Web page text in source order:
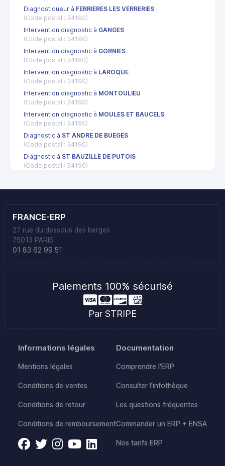
Diagnostiqueur à FERRIERES LES VERRERIES
(Code postal : 34190)
Intervention diagnostic à GANGES
(Code postal : 34190)
Intervention diagnostic à GORNIES
(Code postal : 34190)
Intervention diagnostic à LAROQUE
(Code postal : 34190)
Intervention diagnostic à MONTOULIEU
(Code postal : 34190)
Intervention diagnostic à MOULES ET BAUCELS
(Code postal : 34190)
Diagnostic à ST ANDRE DE BUEGES
(Code postal : 34190)
Diagnostic à ST BAUZILLE DE PUTOIS
(Code postal : 34190)
FRANCE-ERP
27 rue du dessous des berges
75013 PARIS
01 83 62 99 51
Paiements 100% sécurisé
Par STRIPE
Informations légales
Mentions légales
Conditions de ventes
Conditions de retour
Conditions de remboursement
Documentation
Comprendre l'ERP
Consulter l'infothèque
Les questions fréquentes
Commander un ERP + ENSA
Nos tarifs ERP